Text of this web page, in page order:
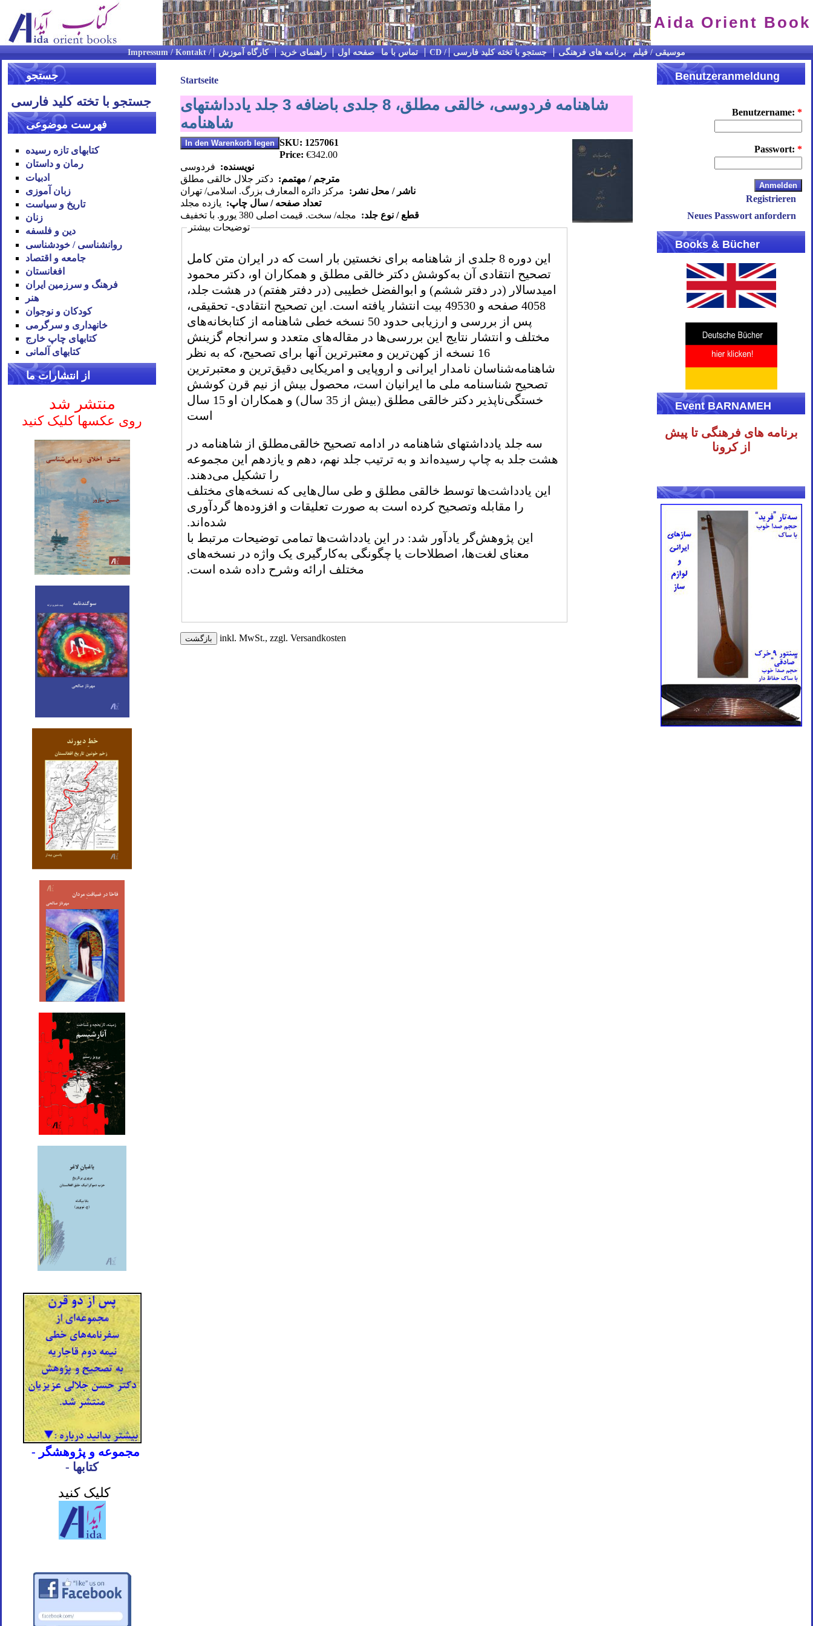
Aida Orient Book
Impressum / Kontakt / تماس با ما صفحه اول راهنمای خرید کارگاه آموزش CD / موسیقی / فیلم برنامه های فرهنگی جستجو با تخته کلید فارسی
جستجو
جستجو با تخته کلید فارسی
فهرست موضوعی
کتابهای تازه رسیده
رمان و داستان
ادبیات
زبان آموزی
تاریخ و سیاست
زنان
دین و فلسفه
روان‪شناسی / خودشناسی
جامعه و اقتصاد
افغانستان
فرهنگ و سرزمین ایران
هنر
کودکان و نوجوان
خانه‪داری و سرگرمی
کتاب‪های چاپ خارج
کتاب‪های آلمانی
از انتشارات ما
منتشر شد
روی عکسها کلیک کنید
- مجموعه و پژوهشگر
- کتابها
کلیک کنید
Startseite
شاهنامه فردوسی، خالقی مطلق، 8 جلدی باضافه 3 جلد یادداشتهای
شاهنامه
SKU: 1257061
Price: €342.00
نویسنده: فردوسی
مترجم / مهتمم: دکتر جلال خالقی مطلق
ناشر / محل نشر: مرکز دائره المعارف بزرگ. اسلامی/ تهران
تعداد صفحه / سال چاپ: یازده مجلد
قطع / نوع جلد: مجله/ سخت. قیمت اصلی 380 یورو. با تخفیف
توضیحات بیشتر
این دوره 8 جلدی از شاهنامه برای نخستین بار است که در ایران متن کامل
تصحیح انتقادی آن به‌کوشش دکتر خالقی مطلق و همکاران او، دکتر محمود
امیدسالار (در دفتر ششم) و ابوالفضل خطیبی (در دفتر هفتم) در هشت جلد،
4058 صفحه و 49530 بیت انتشار یافته است. این تصحیح انتقادی- تحقیقی،
پس از بررسی و ارزیابی حدود 50 نسخه خطی شاهنامه از کتابخانه‌های
مختلف و انتشار نتایج این بررسی‌ها در مقاله‌های متعدد و سرانجام گزینش
16 نسخه از کهن‌ترین و معتبرترین آنها برای تصحیح، که به نظر
شاهنامه‌شناسان نامدار ایرانی و اروپایی و امریکایی دقیق‌ترین و معتبرترین
تصحیح شناسنامه ملی ما ایرانیان است، محصول بیش از نیم قرن کوشش
خستگی‌ناپذیر دکتر خالقی مطلق (بیش از 35 سال) و همکاران او 15 سال
است
سه جلد یادداشتهای شاهنامه در ادامه تصحیح خالقی‌مطلق از شاهنامه در
هشت جلد به چاپ رسیده‌اند و به ترتیب جلد نهم، دهم و یازدهم این مجموعه
را تشکیل می‌دهند.
این یادداشت‌ها توسط خالقی مطلق و طی سال‌هایی که نسخه‌های مختلف
را مقابله وتصحیح کرده است به صورت تعلیقات و افزود‌ه‌ها گردآوری
شده‌اند.
این پژوهش‌گر یادآور شد: در این یادداشت‌ها تمامی توضیحات مرتبط با
معنای لغت‌ها، اصطلاحات یا چگونگی به‌کارگیری یک واژه در نسخه‌های
مختلف ارائه وشرح داده شده است.
inkl. MwSt., zzgl. Versandkosten
Benutzeranmeldung
Benutzername: *
Passwort: *
Registrieren
Neues Passwort anfordern
Books & Bücher
Event BARNAMEH
برنامه های فرهنگی تا پیش
از کرونا